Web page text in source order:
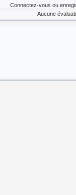
Connectez-vous ou
Aucune